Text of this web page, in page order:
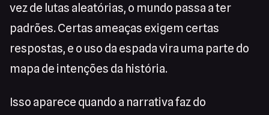
vez de lutas aleatórias, o mundo passa a ter
padrões. Certas ameaças exigem certas
respostas, e o uso da espada vira uma parte do
mapa de intenções da história.
Isso aparece quando a narrativa faz do